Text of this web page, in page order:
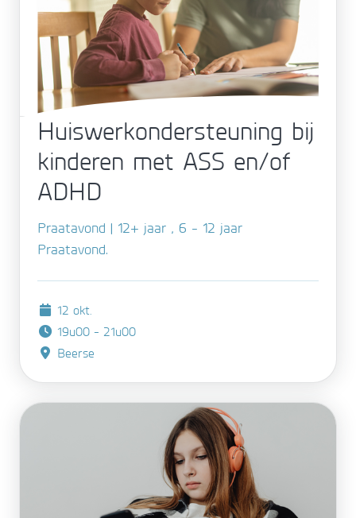
Huiswerkondersteuning bij
kinderen met ASS en/of
ADHD
Praatavond | 12+ jaar , 6 - 12 jaar
Praatavond.
12 okt.
19u00 - 21u00
Beerse